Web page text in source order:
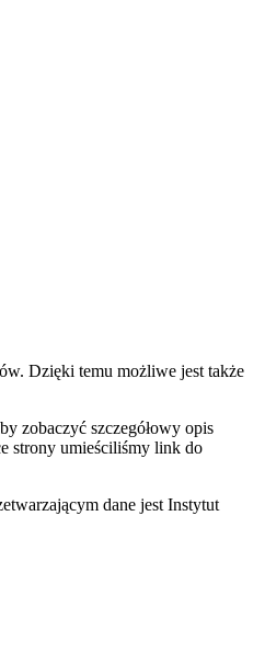
Dzięki temu możliwe jest także
zobaczyć szczegółowy opis
strony umieściliśmy link do
dane jest Instytut